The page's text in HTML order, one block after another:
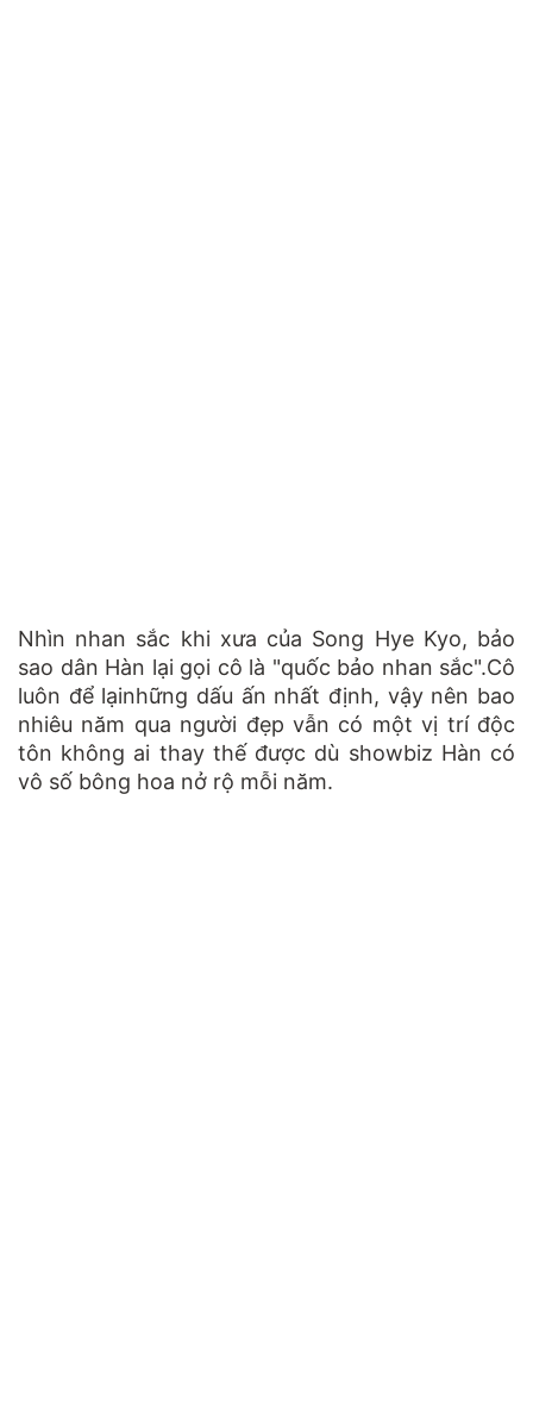
Nhìn nhan sắc khi xưa của Song Hye Kyo, bảo
sao dân Hàn lại gọi cô là "quốc bảo nhan sắc".Cô
luôn để lạinhững dấu ấn nhất định, vậy nên bao
nhiêu năm qua người đẹp vẫn có một vị trí độc
tôn không ai thay thế được dù showbiz Hàn có
vô số bông hoa nở rộ mỗi năm.